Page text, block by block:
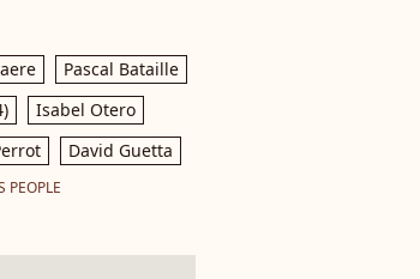
Pascal Bataille
Isabel Otero
David Guetta
PEOPLE